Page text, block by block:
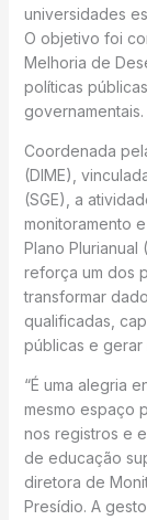
universidades
O objetivo foi
Melhoria de
políticas
governamentais.
Coordenada
(DIME),
(SGE), a
monitoramento
Plano Plurianual
reforça um dos
transformar
qualificadas,
públicas e gerar
“É uma alegria
mesmo espaço
nos registros e
de educação
diretora de
Presídio. A